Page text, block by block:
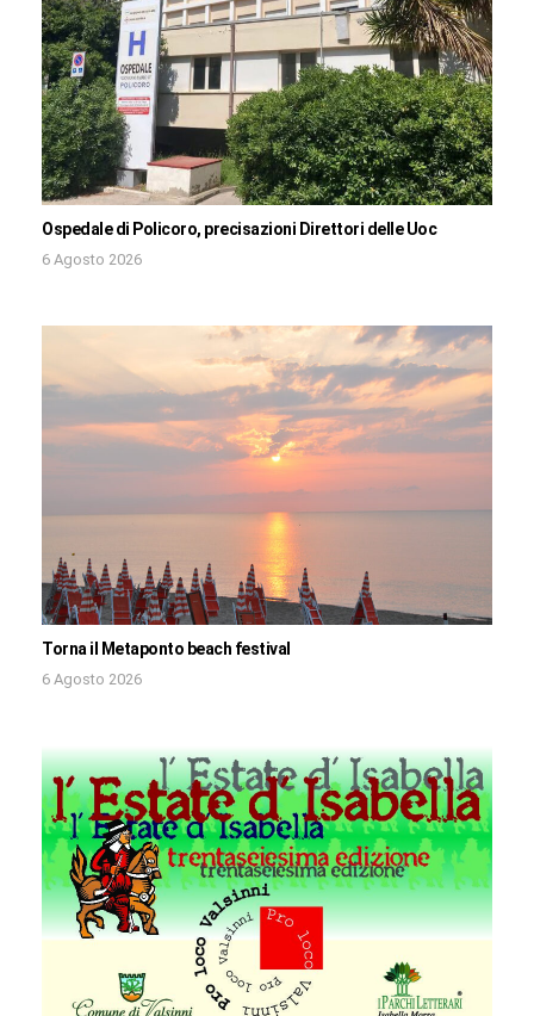
Ospedale di Policoro, precisazioni Direttori delle Uoc
6 Agosto 2026
Torna il Metaponto beach festival
6 Agosto 2026